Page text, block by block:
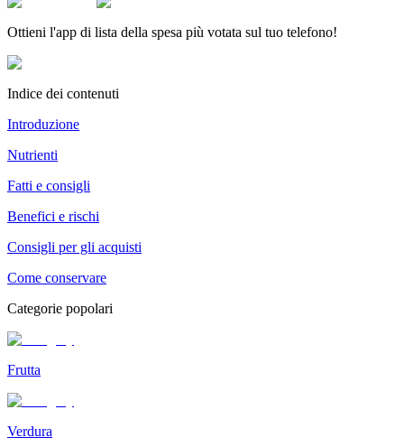
Ottieni l'app di lista della spesa più votata sul tuo telefono!
Indice dei contenuti
Introduzione
Nutrienti
Fatti e consigli
Benefici e rischi
Consigli per gli acquisti
Come conservare
Categorie popolari
Frutta
Verdura